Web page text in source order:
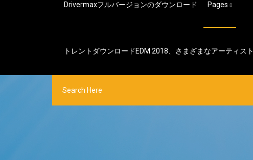
Drivermaxフルバージョンのダウンロード Pages
トレントダウンロードEDM 2018、さまざまなアーティスト